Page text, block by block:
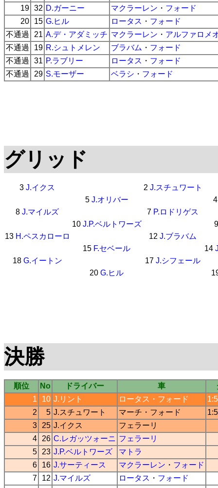
19 32 D.ガーニー マクラーレン ・ フォード
20
15 G.ヒル ロータス ・ フォード
不通過
21 A.デ・アダミッチ マクラーレン ・ アルファロメ
不通過
19 R.シュトメレン ブラバム ・ フォード
不通過
31 P.ラブリー ロータス ・ フォード
不通過
29 S.モーザー ベラシ ・ フォード
グリッド
3J.イクス 2 J.スチュワート
5 J.オリバー
8J.マイルズ 7 P.ロドリゲス
10 J.P.ベルトワーズ
13 H.ペスカローロ 12J.ブラバム
15 F.セベール 14
18 G.イートン 17J.シフェール
20G.ヒル
決勝
順位 No ドライバー 車
1
10 J.リント ロータス ・ フォード
2
5 J.スチュワート マーチ ・ フォード
3
25 J.イクス
フェラーリ
4
26 C.レガッツォーニ フェラーリ
5
23 J.P.ベルトワーズ
マトラ
6
16 J.サーティース マクラーレン ・ フォード
7
12 J.マイルズ ロータス ・ フォード